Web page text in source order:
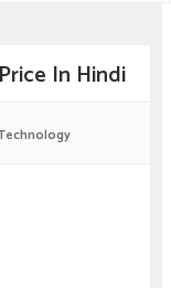
In Hindi